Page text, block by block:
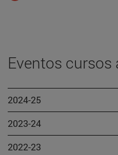
Eventos cursos
2024-25
2023-24
2022-23